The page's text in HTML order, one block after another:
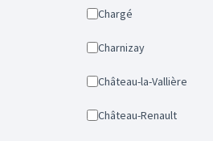
Chargé
Charnizay
Château-la-Vallière
Château-Renault